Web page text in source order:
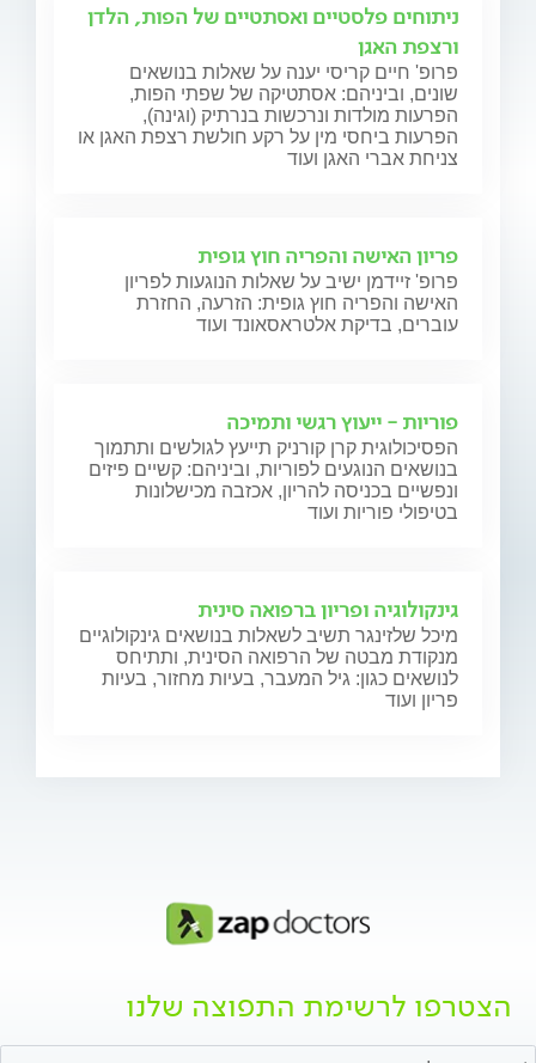
ניתוחים פלסטיים ואסתטיים של הפות, הלדן
ורצפת האגן
פרופ' חיים קריסי יענה על שאלות בנושאים
שונים, וביניהם: אסתטיקה של שפתי הפות,
הפרעות מולדות ונרכשות בנרתיק (וגינה),
הפרעות ביחסי מין על רקע חולשת רצפת האגן או
צניחת אברי האגן ועוד
פריון האישה והפריה חוץ גופית
פרופ' זיידמן ישיב על שאלות הנוגעות לפריון
האישה והפריה חוץ גופית: הזרעה, החזרת
עוברים, בדיקת אלטראסאונד ועוד
פוריות - ייעוץ רגשי ותמיכה
הפסיכולוגית קרן קורניק תייעץ לגולשים ותתמוך
בנושאים הנוגעים לפוריות, וביניהם: קשיים פיזים
ונפשיים בכניסה להריון, אכזבה מכישלונות
בטיפולי פוריות ועוד
גינקולוגיה ופריון ברפואה סינית
מיכל שלזינגר תשיב לשאלות בנושאים גינקולוגיים
מנקודת מבטה של הרפואה הסינית, ותתיחס
לנושאים כגון: גיל המעבר, בעיות מחזור, בעיות
פריון ועוד
הצטרפו לרשימת התפוצה שלנו